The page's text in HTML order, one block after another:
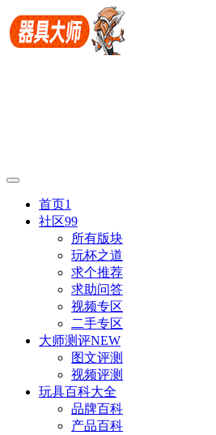
首页1
社区99
所有版块
玩杯之道
求个推荐
求助问答
视频专区
二手专区
大师测评NEW
图文评测
视频评测
玩具百科大全
品牌百科
产品百科